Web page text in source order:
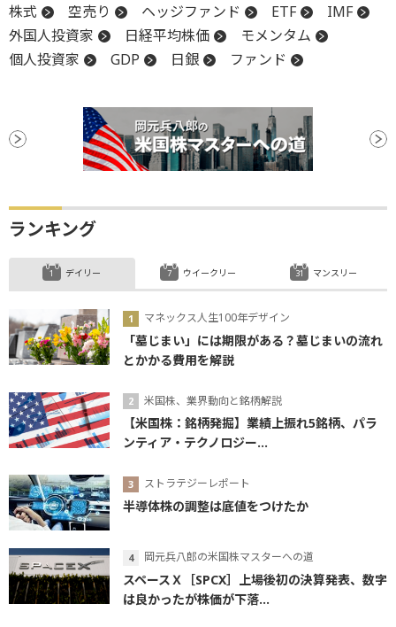
株式 空売り ヘッジファンド ETF
IMF
外国人投資家
日経平均株価
モメンタム
個人投資家
GDP 日銀 ファンド
ランキング
デイリー
マネックス人生100年デザイン
「墓じまい」には期限がある？墓じまいの流れ
とかかる費用を解説
米国株、業界動向と銘柄解説
【米国株：銘柄発掘】業績上振れ5銘柄、パラ
ンティア・テクノロジー...
ストラテジーレポート
半導体株の調整は底値をつけたか
岡元兵八郎の米国株マスターへの道
スペースＸ［SPCX］上場後初の決算発表、数字
は良かったが株価が下落...
ウイークリー マンスリー